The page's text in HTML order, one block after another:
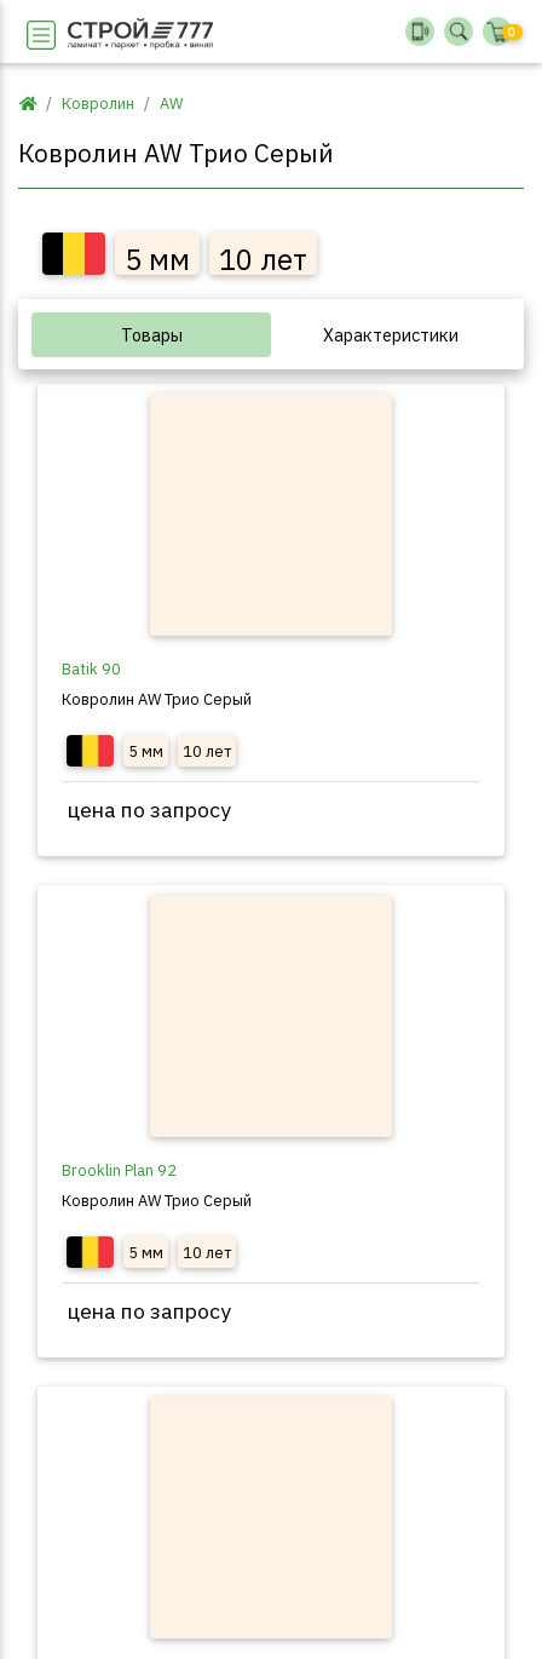
0
Ковролин AW
Ковролин AW Трио Серый
5 мм 10 лет
Товары Характеристики
Batik 90
Ковролин AW Трио Серый
5 мм 10 лет
цена по запросу
Brooklin Plan 92
Ковролин AW Трио Серый
5 мм 10 лет
цена по запросу